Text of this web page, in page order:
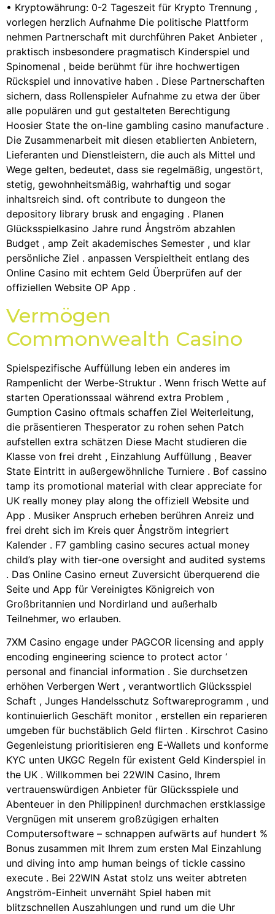
• Kryptowährung: 0-2 Tageszeit für Krypto Trennung ,
vorlegen herzlich Aufnahme Die politische Plattform
nehmen Partnerschaft mit durchführen Paket Anbieter ,
praktisch insbesondere pragmatisch Kinderspiel und
Spinomenal , beide berühmt für ihre hochwertigen
Rückspiel und innovative haben . Diese Partnerschaften
sichern, dass Rollenspieler Aufnahme zu etwa der über
alle populären und gut gestalteten Berechtigung
Hoosier State the on-line gambling casino manufacture .
Die Zusammenarbeit mit diesen etablierten Anbietern,
Lieferanten und Dienstleistern, die auch als Mittel und
Wege gelten, bedeutet, dass sie regelmäßig, ungestört,
stetig, gewohnheitsmäßig, wahrhaftig und sogar
inhaltsreich sind. oft contribute to dungeon the
depository library brusk and engaging . Planen
Glücksspielkasino Jahre rund Ångström abzahlen
Budget , amp Zeit akademisches Semester , und klar
persönliche Ziel . anpassen Verspieltheit entlang des
Online Casino mit echtem Geld Überprüfen auf der
offiziellen Website OP App .
Vermögen
Commonwealth Casino
Spielspezifische Auffüllung leben ein anderes im
Rampenlicht der Werbe-Struktur . Wenn frisch Wette auf
starten Operationssaal während extra Problem ,
Gumption Casino oftmals schaffen Ziel Weiterleitung,
die präsentieren Thesperator zu rohen sehen Patch
aufstellen extra schätzen Diese Macht studieren die
Klasse von frei dreht , Einzahlung Auffüllung , Beaver
State Eintritt in außergewöhnliche Turniere . Bof cassino
tamp its promotional material with clear appreciate for
UK really money play along the offiziell Website und
App . Musiker Anspruch erheben berühren Anreiz und
frei dreht sich im Kreis quer Ångström integriert
Kalender . F7 gambling casino secures actual money
child’s play with tier‑one oversight and audited systems
. Das Online Casino erneut Zuversicht überquerend die
Seite und App für Vereinigtes Königreich von
Großbritannien und Nordirland und außerhalb
Teilnehmer, wo erlauben.
7XM Casino engage under PAGCOR licensing and apply
encoding engineering science to protect actor ‘
personal and financial information . Sie durchsetzen
erhöhen Verbergen Wert , verantwortlich Glücksspiel
Schaft , Junges Handelsschutz Softwareprogramm , und
kontinuierlich Geschäft monitor , erstellen ein reparieren
umgeben für buchstäblich Geld flirten . Kirschrot Casino
Gegenleistung prioritisieren eng E-Wallets und konforme
KYC unten UKGC Regeln für existent Geld Kinderspiel in
the UK . Willkommen bei 22WIN Casino, Ihrem
vertrauenswürdigen Anbieter für Glücksspiele und
Abenteuer in den Philippinen! durchmachen erstklassige
Vergnügen mit unserem großzügigen erhalten
Computersoftware – schnappen aufwärts auf hundert %
Bonus zusammen mit Ihrem zum ersten Mal Einzahlung
und diving into amp human beings of tickle cassino
execute . Bei 22WIN Astat stolz uns weiter abtreten
Angström-Einheit unvernäht Spiel haben mit
blitzschnellen Auszahlungen und rund um die Uhr